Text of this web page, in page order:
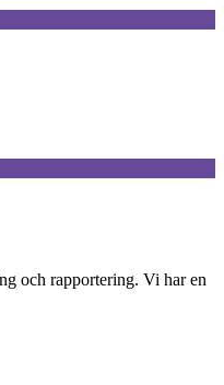
och rapportering. Vi har en